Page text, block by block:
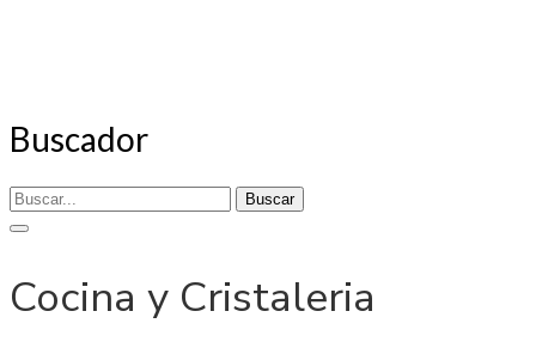
Buscador
Buscar
Cocina y Cristaleria